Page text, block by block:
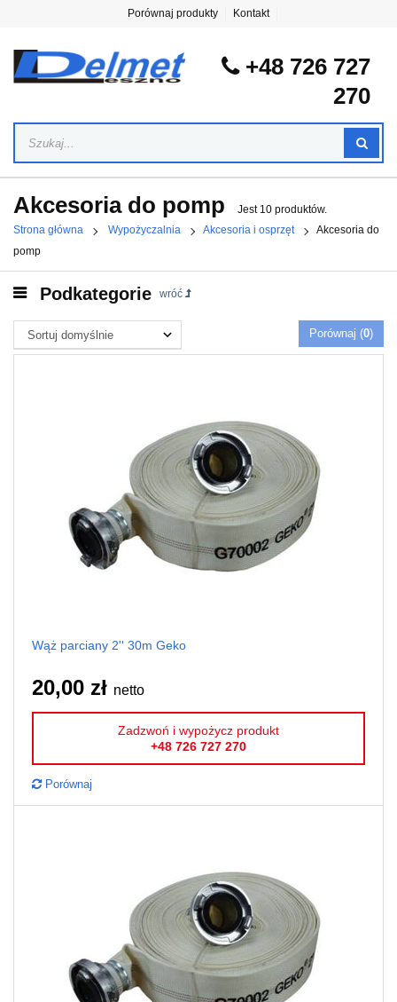
Porównaj produkty Kontakt
+48 726 727
270
Akcesoria do pomp
Jest 10 produktów.
Strona główna
Wypożyczalnia Akcesoria i osprzęt
Akcesoria do
pomp
wróć
Podkategorie
Porównaj (0)
Wąż parciany 2'' 30m Geko
20,00 zł netto
Zadzwoń i wypożycz produkt
+48 726 727 270
Porównaj